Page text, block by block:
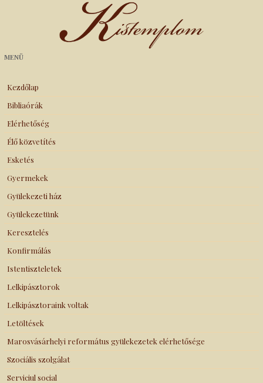
Kistemplom
MENÜ
Kezdőlap
Bibliaórák
Elérhetőség
Élő közvetítés
Esketés
Gyermekek
Gyülekezeti ház
Gyülekezetünk
Keresztelés
Konfirmálás
Istentiszteletek
Lelkipásztorok
Lelkipásztoraink voltak
Letöltések
Marosvásárhelyi református gyülekezetek elérhetősége
Szociális szolgálat
Serviciul social